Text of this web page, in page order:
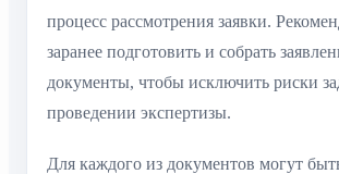
процесс рассмотрения заявки.
заранее подготовить и собрать
документы, чтобы исключить риски
проведении экспертизы.
Для каждого из документов могут